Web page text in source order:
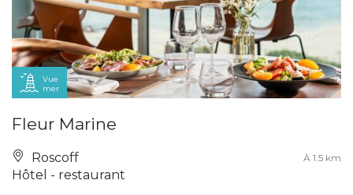
Vue
mer
Fleur Marine
Roscoff À 1.5 km
Hôtel - restaurant